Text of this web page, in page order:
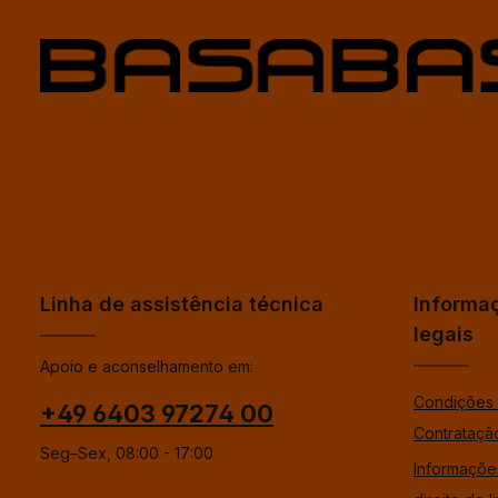
Linha de assistência técnica
Apoio e aconselhamento em:
+49 6403 97274 00
Seg–Sex, 08:00 - 17:00
legais
Condições